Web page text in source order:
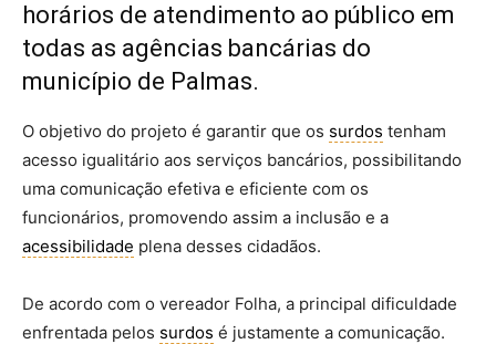
horários de atendimento ao público em
todas as agências bancárias do
município de Palmas.
O objetivo do projeto é garantir que os surdos tenham
acesso igualitário aos serviços bancários, possibilitando
uma comunicação efetiva e eficiente com os
funcionários, promovendo assim a inclusão e a
acessibilidade plena desses cidadãos.
De acordo com o vereador Folha, a principal dificuldade
enfrentada pelos surdos é justamente a comunicação.